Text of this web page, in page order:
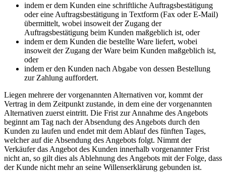
indem er dem Kunden eine schriftliche Auftragsbestätigung
oder eine Auftragsbestätigung in Textform (Fax oder E-Mail)
übermittelt, wobei insoweit der Zugang der
Auftragsbestätigung beim Kunden maßgeblich ist, oder
indem er dem Kunden die bestellte Ware liefert, wobei
insoweit der Zugang der Ware beim Kunden maßgeblich ist,
oder
indem er den Kunden nach Abgabe von dessen Bestellung
zur Zahlung auffordert.
Liegen mehrere der vorgenannten Alternativen vor, kommt der
Vertrag in dem Zeitpunkt zustande, in dem eine der vorgenannten
Alternativen zuerst eintritt. Die Frist zur Annahme des Angebots
beginnt am Tag nach der Absendung des Angebots durch den
Kunden zu laufen und endet mit dem Ablauf des fünften Tages,
welcher auf die Absendung des Angebots folgt. Nimmt der
Verkäufer das Angebot des Kunden innerhalb vorgenannter Frist
nicht an, so gilt dies als Ablehnung des Angebots mit der Folge, dass
der Kunde nicht mehr an seine Willenserklärung gebunden ist.